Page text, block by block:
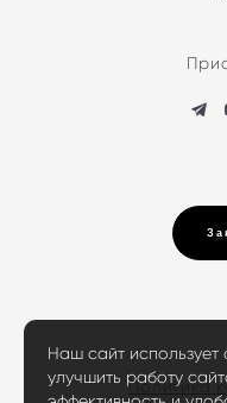
Политика
Наш сайт
улучшить работу